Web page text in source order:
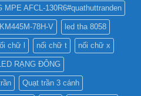
AFCL-130R6#quathuttranden
78H-V led tha 8058
chữ l nối chữ t nối chữ x
RẠNG ĐÔNG
Quạt trần 3 cánh